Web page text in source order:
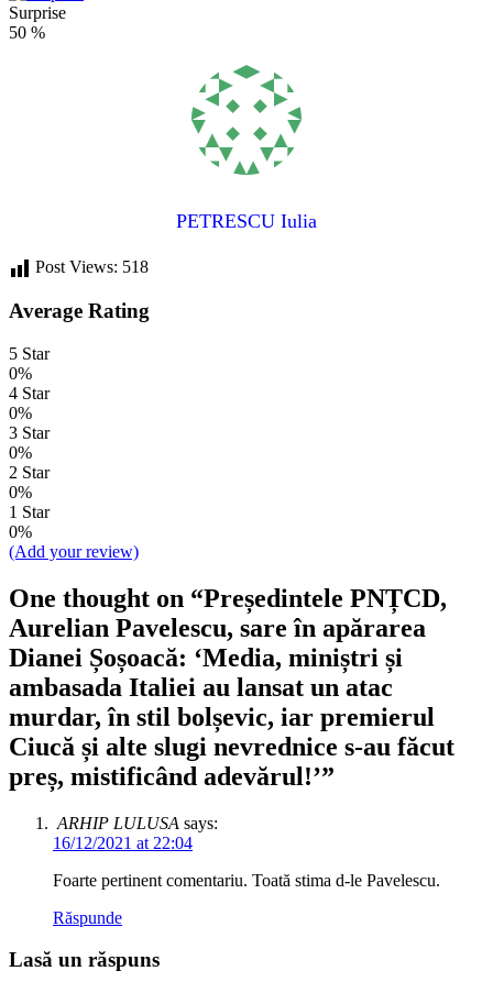
Surprise
50 %
PETRESCU Iulia
Post Views: 518
Average Rating
5 Star
0%
4 Star
0%
3 Star
0%
2 Star
0%
1 Star
0%
(Add your review)
One thought on “Președintele PNȚCD,
Aurelian Pavelescu, sare în apărarea
Dianei Șoșoacă: ‘Media, miniștri și
ambasada Italiei au lansat un atac
murdar, în stil bolșevic, iar premierul
Ciucă și alte slugi nevrednice s-au făcut
preș, mistificând adevărul!’”
ARHIP LULUSA says:
16/12/2021 at 22:04
Foarte pertinent comentariu. Toată stima d-le Pavelescu.
Răspunde
Lasă un răspuns